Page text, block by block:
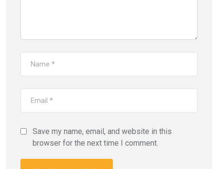
Save my name, email, and website in this
browser for the next time I comment.